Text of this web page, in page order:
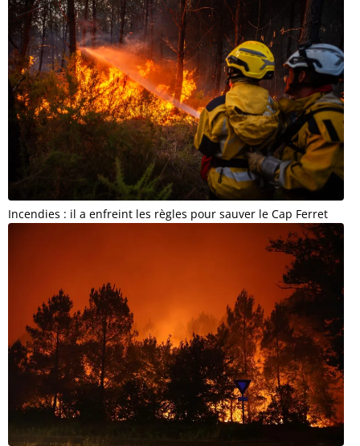
Incendies : il a enfreint les règles pour sauver le Cap Ferret